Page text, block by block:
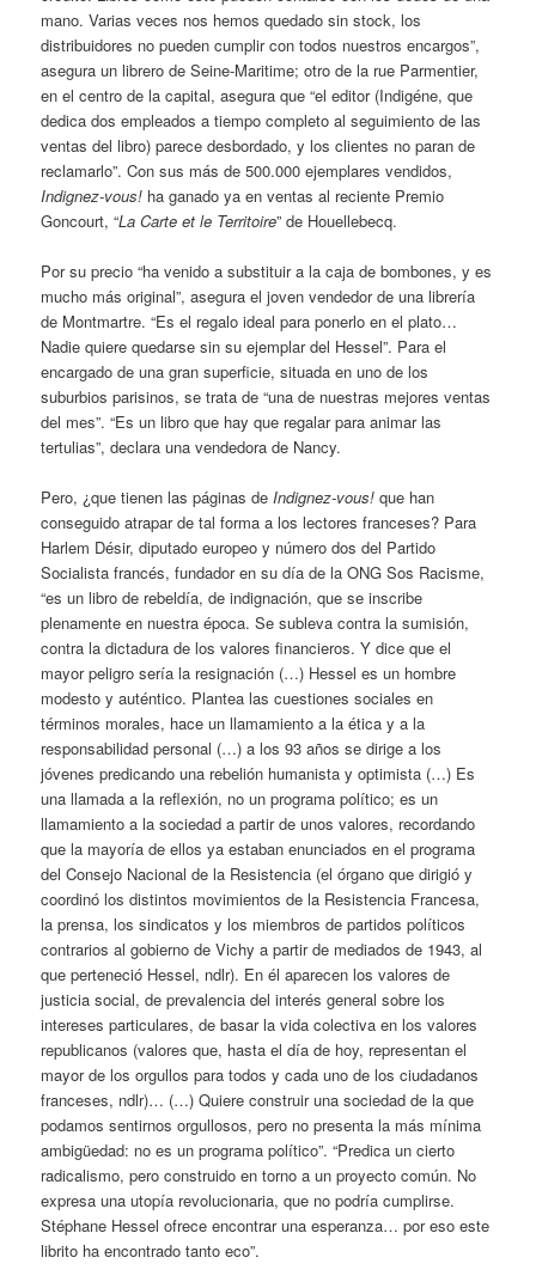
mano. Varias veces nos hemos quedado sin stock, los
distribuidores no pueden cumplir con todos nuestros encargos”,
asegura un librero de Seine-Maritime; otro de la rue Parmentier,
en el centro de la capital, asegura que “el editor (Indigéne, que
dedica dos empleados a tiempo completo al seguimiento de las
ventas del libro) parece desbordado, y los clientes no paran de
reclamarlo”. Con sus más de 500.000 ejemplares vendidos,
Indignez-vous! ha ganado ya en ventas al reciente Premio
Goncourt, “La Carte et le Territoire” de Houellebecq.
Por su precio “ha venido a substituir a la caja de bombones, y es
mucho más original”, asegura el joven vendedor de una librería
de Montmartre. “Es el regalo ideal para ponerlo en el plato…
Nadie quiere quedarse sin su ejemplar del Hessel”. Para el
encargado de una gran superficie, situada en uno de los
suburbios parisinos, se trata de “una de nuestras mejores ventas
del mes”. “Es un libro que hay que regalar para animar las
tertulias”, declara una vendedora de Nancy.
Pero, ¿que tienen las páginas deIndignez-vous! que han
conseguido atrapar de tal forma a los lectores franceses? Para
Harlem Désir, diputado europeo y número dos del Partido
Socialista francés, fundador en su día de la ONG Sos Racisme,
“es un libro de rebeldía, de indignación, que se inscribe
plenamente en nuestra época. Se subleva contra la sumisión,
contra la dictadura de los valores financieros. Y dice que el
mayor peligro sería la resignación (…) Hessel es un hombre
modesto y auténtico. Plantea las cuestiones sociales en
términos morales, hace un llamamiento a la ética y a la
responsabilidad personal (…) a los 93 años se dirige a los
jóvenes predicando una rebelión humanista y optimista (…) Es
una llamada a la reflexión, no un programa político; es un
llamamiento a la sociedad a partir de unos valores, recordando
que la mayoría de ellos ya estaban enunciados en el programa
del Consejo Nacional de la Resistencia (el órgano que dirigió y
coordinó los distintos movimientos de la Resistencia Francesa,
la prensa, los sindicatos y los miembros de partidos políticos
contrarios al gobierno de Vichy a partir de mediados de 1943, al
que perteneció Hessel, ndlr). En él aparecen los valores de
justicia social, de prevalencia del interés general sobre los
intereses particulares, de basar la vida colectiva en los valores
republicanos (valores que, hasta el día de hoy, representan el
mayor de los orgullos para todos y cada uno de los ciudadanos
franceses, ndlr)… (…) Quiere construir una sociedad de la que
podamos sentirnos orgullosos, pero no presenta la más mínima
ambigüedad: no es un programa político”. “Predica un cierto
radicalismo, pero construido en torno a un proyecto común. No
expresa una utopía revolucionaria, que no podría cumplirse.
Stéphane Hessel ofrece encontrar una esperanza… por eso este
librito ha encontrado tanto eco”.